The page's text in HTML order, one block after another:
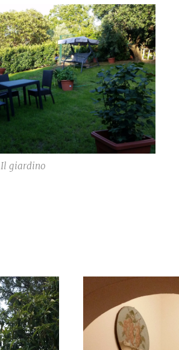
Il giardino